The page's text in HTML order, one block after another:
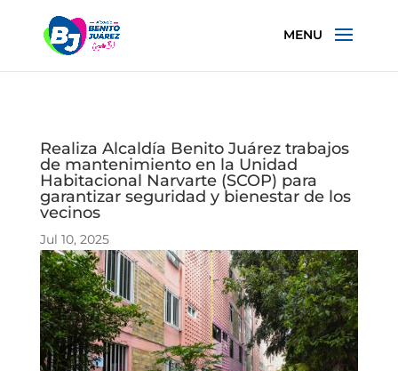
Realiza Alcaldía Benito Juárez trabajos
de mantenimiento en la Unidad
Habitacional Narvarte (SCOP) para
garantizar seguridad y bienestar de los
vecinos
Jul 10, 2025